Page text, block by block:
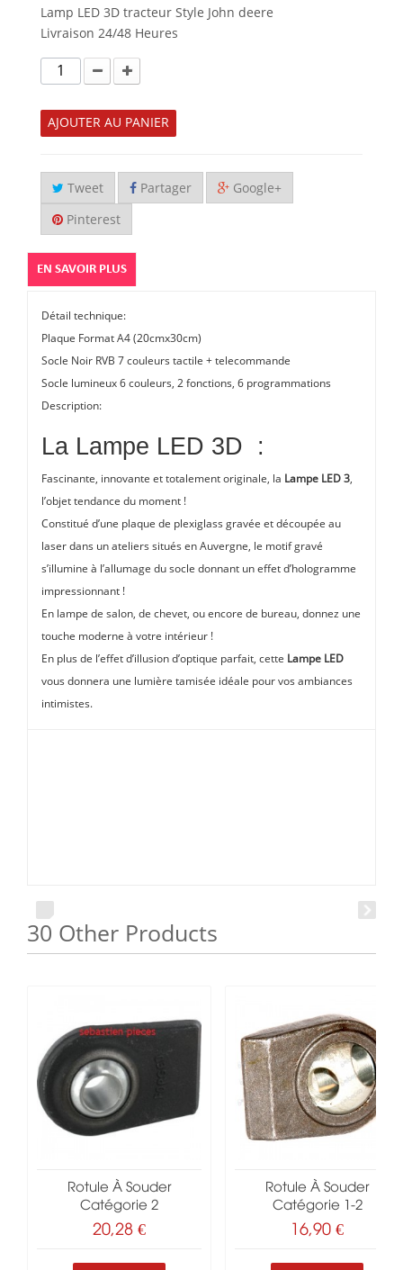
Lamp LED 3D tracteur Style John deere
Livraison 24/48 Heures
AJOUTER AU PANIER
Tweet Partager Google+
Pinterest
EN SAVOIR PLUS
Détail technique:
Plaque Format A4 (20cmx30cm)
Socle Noir RVB 7 couleurs tactile + telecommande
Socle lumineux 6 couleurs, 2 fonctions, 6 programmations
Description:
La Lampe LED 3D :
Fascinante, innovante et totalement originale, la Lampe LED 3,
l’objet tendance du moment !
Constitué d’une plaque de plexiglass gravée et découpée au
laser dans un ateliers situés en Auvergne, le motif gravé
s’illumine à l’allumage du socle donnant un effet d’hologramme
impressionnant !
En lampe de salon, de chevet, ou encore de bureau, donnez une
touche moderne à votre intérieur !
En plus de l’effet d’illusion d’optique parfait, cette Lampe LED
vous donnera une lumière tamisée idéale pour vos ambiances
intimistes.
30 Other Products
Rotule À Souder
Catégorie 2
20,28 €
Rotule À Souder
Catégorie 1-2
16,90 €